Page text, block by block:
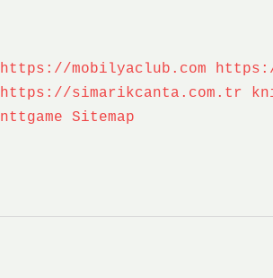
https://mobilyaclub.com
https://simarikcanta.com.tr
nttgame
Sitemap